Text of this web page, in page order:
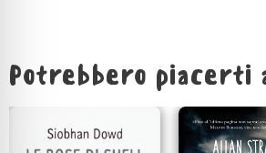
Potrebbero piacerti